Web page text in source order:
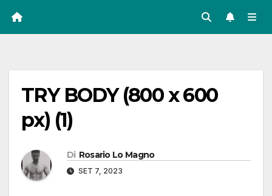
TRY BODY (800 x 600
px) (1)
Di Rosario Lo Magno
SET 7, 2023